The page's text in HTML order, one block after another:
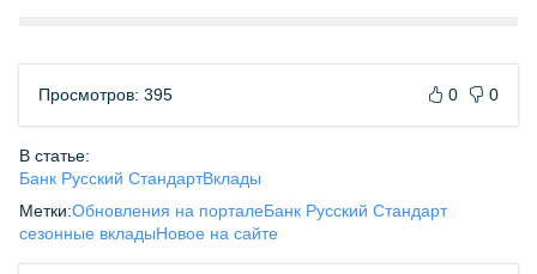
Просмотров: 395 0 0
В статье:
Банк Русский СтандартВклады
Метки:Обновления на порталеБанк Русский Стандарт
сезонные вкладыНовое на сайте